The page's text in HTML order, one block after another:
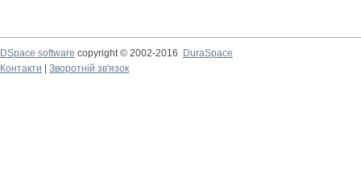
DSpace software copyright © 2002-2016
DuraSpace
Контакти
Зворотній зв'язок